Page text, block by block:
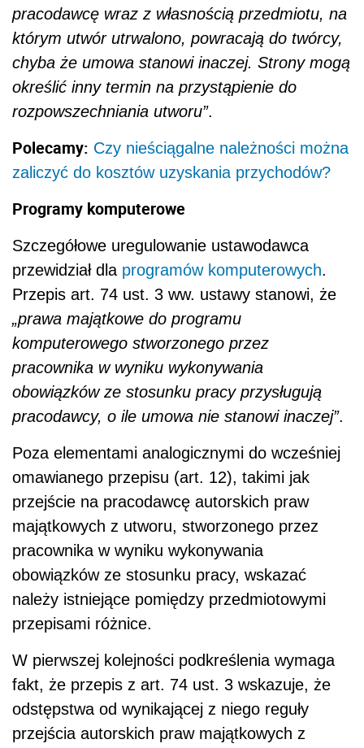
pracodawcę wraz z własnością przedmiotu, na
którym utwór utrwalono, powracają do twórcy,
chyba że umowa stanowi inaczej. Strony mogą
określić inny termin na przystąpienie do
rozpowszechniania utworu”.
Polecamy: Czy nieściągalne należności można
zaliczyć do kosztów uzyskania przychodów?
Programy komputerowe
Szczegółowe uregulowanie ustawodawca
przewidział dla programów komputerowych.
Przepis art. 74 ust. 3 ww. ustawy stanowi, że
„prawa majątkowe do programu
komputerowego stworzonego przez
pracownika w wyniku wykonywania
obowiązków ze stosunku pracy przysługują
pracodawcy, o ile umowa nie stanowi inaczej”.
Poza elementami analogicznymi do wcześniej
omawianego przepisu (art. 12), takimi jak
przejście na pracodawcę autorskich praw
majątkowych z utworu, stworzonego przez
pracownika w wyniku wykonywania
obowiązków ze stosunku pracy, wskazać
należy istniejące pomiędzy przedmiotowymi
przepisami różnice.
W pierwszej kolejności podkreślenia wymaga
fakt, że przepis z art. 74 ust. 3 wskazuje, że
odstępstwa od wynikającej z niego reguły
przejścia autorskich praw majątkowych z